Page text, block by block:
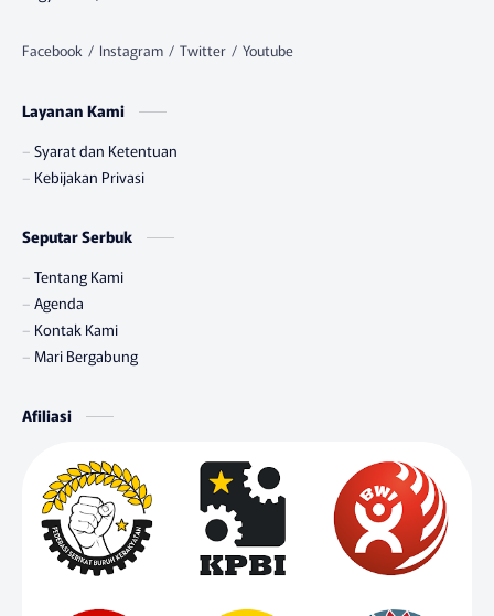
Layanan Kami
Syarat dan Ketentuan
Kebijakan Privasi
Seputar Serbuk
Tentang Kami
Agenda
Kontak Kami
Mari Bergabung
Afiliasi